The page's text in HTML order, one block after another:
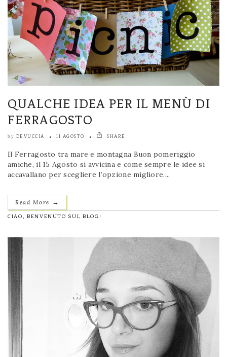
QUALCHE IDEA PER IL MENÙ DI
FERRAGOSTO
by DEVUCCIA 11 AGOSTO SHARE
Il Ferragosto tra mare e montagna Buon pomeriggio
amiche, il 15 Agosto si avvicina e come sempre le idee si
accavallano per scegliere l’opzione migliore....
Read More →
CIAO, BENVENUTO SUL BLOG!